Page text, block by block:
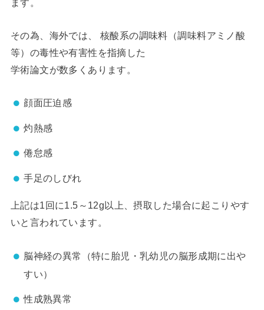
ます。
その為、海外では、 核酸系の調味料（調味料アミノ酸
等）の毒性や有害性を指摘した
学術論文が数多くあります。
顔面圧迫感
灼熱感
倦怠感
手足のしびれ
上記は1回に1.5～12g以上、摂取した場合に起こりやす
いと言われています。
脳神経の異常（特に胎児・乳幼児の脳形成期に出や
すい）
性成熟異常